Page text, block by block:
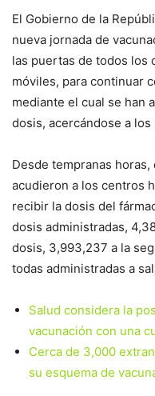
El Gobierno de la
nueva jornada de
las puertas de todos los
móviles, para continuar
mediante el cual se han
dosis, acercándose a los
Desde tempranas
acudieron a los centros
recibir la dosis del
dosis administradas,
dosis, 3,993,237 a la
todas administradas a
Salud considera la
vacunación con una
Cerca de 3,000
su esquema de